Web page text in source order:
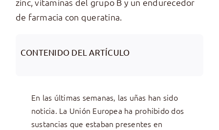
zinc, vitaminas del grupo B y un endurecedor
de farmacia con queratina.
CONTENIDO DEL ARTÍCULO
En las últimas semanas, las uñas han sido
noticia. La Unión Europea ha prohibido dos
sustancias que estaban presentes en